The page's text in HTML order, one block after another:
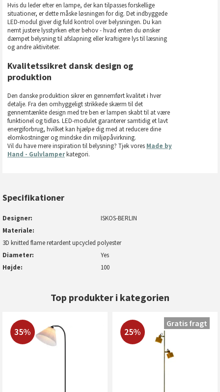
Hvis du leder efter en lampe, der kan tilpasses forskellige
situationer, er dette måske løsningen for dig. Det indbyggede
LED-modul giver dig fuld kontrol over belysningen. Du kan
nemt justere lysstyrken efter behov - hvad enten du ønsker
dæmpet belysning til afslapning eller kraftigere lys til læsning
og andre aktiviteter.
Kvalitetssikret dansk design og
produktion
Den danske produktion sikrer en gennemført kvalitet i hver
detalje. Fra den omhyggeligt strikkede skærm til det
gennemtænkte design med tre ben er lampen skabt til at være
funktionel og tidløs. LED-modulet garanterer samtidig et lavt
energiforbrug, hvilket kan hjælpe dig med at reducere dine
elomkostninger og mindske din miljøpåvirkning.
Vil du have mere inspiration til belysning? Tjek vores Made by
Hand - Gulvlamperkategori.
Specifikationer
Designer
ISKOS-BERLIN
Materiale
3D knitted flame retardent upcycled polyester
Diameter
Yes
Højde
100
Top produkter i kategorien
35% 25%
Gratis fragt